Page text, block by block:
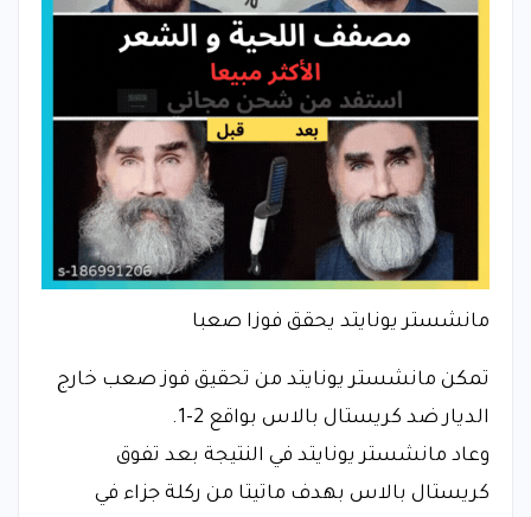
مانشستر يونايتد يحقق فوزا صعبا
تمكن مانشستر يونايتد من تحقيق فوز صعب خارج
الديار ضد كريستال بالاس بواقع 2-1.
وعاد مانشستر يونايتد في النتيجة بعد تفوق
كريستال بالاس بهدف ماتيتا من ركلة جزاء في